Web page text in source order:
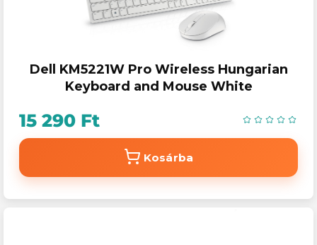
Dell KM5221W Pro Wireless Hungarian
Keyboard and Mouse White
15 290 Ft
Kosárba